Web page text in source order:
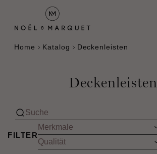
Home Katalog Deckenleisten
Deckenleisten
FILTER